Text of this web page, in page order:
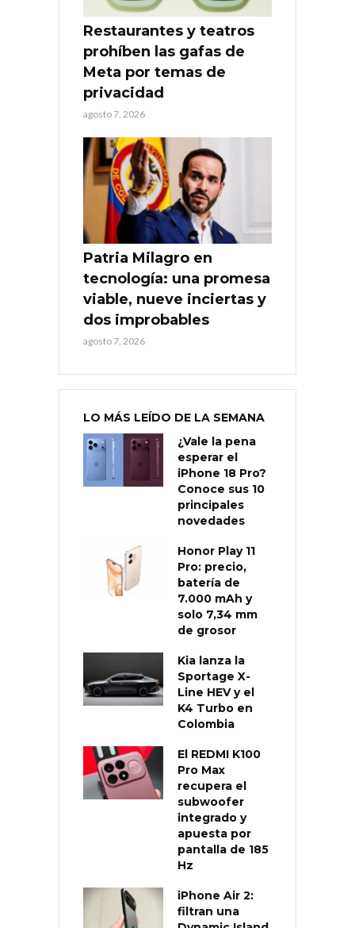
Restaurantes y teatros
prohíben las gafas de
Meta por temas de
privacidad
agosto 7, 2026
Patria Milagro en
tecnología: una promesa
viable, nueve inciertas y
dos improbables
agosto 7, 2026
LO MÁS LEÍDO DE LA SEMANA
¿Vale la pena
esperar el
iPhone 18 Pro?
Conoce sus 10
principales
novedades
Honor Play 11
Pro: precio,
batería de
7.000 mAh y
solo 7,34 mm
de grosor
Kia lanza la
Sportage X-
Line HEV y el
K4 Turbo en
Colombia
El REDMI K100
Pro Max
recupera el
subwoofer
integrado y
apuesta por
pantalla de 185
Hz
iPhone Air 2:
filtran una